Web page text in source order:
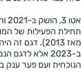
תחילת הפעילות של
מאז 2013).
ב-2023 אלא
הנוכחית ועם פער ענק